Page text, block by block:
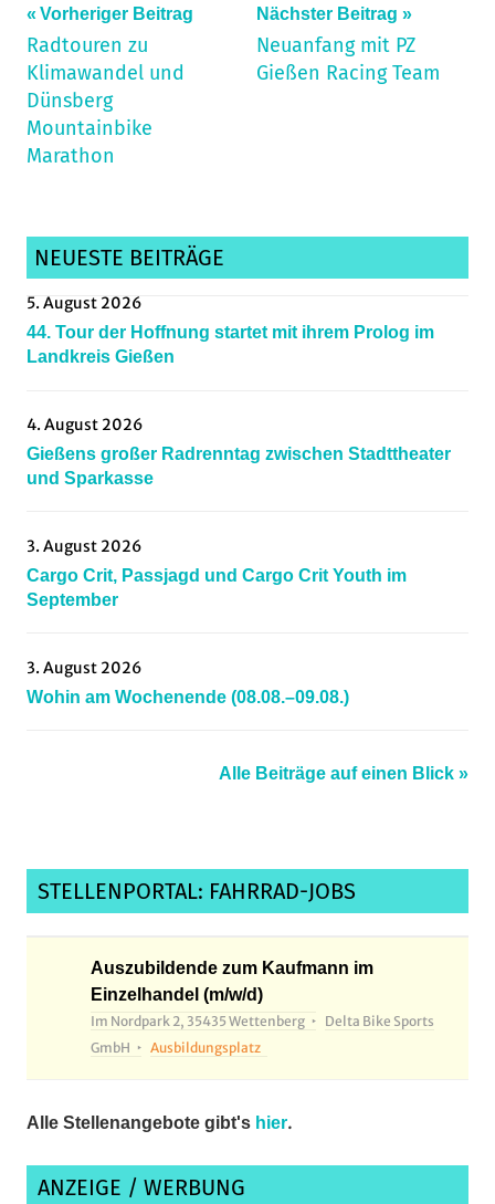
Schlagwörter:
Hessenmeisterschaft
Hungen,
Kunstradsport
Mittelhessen,
Radsportnachrichten
Beitragsnavigation
Vorheriger Beitrag
Radtouren zu
Klimawandel und
Dünsberg
Mountainbike
Marathon
Nächster Beitrag
Neuanfang mit PZ
Gießen Racing Team
NEUESTE BEITRÄGE
5. August 2026
44. Tour der Hoffnung startet mit ihrem Prolog im
Landkreis Gießen
4. August 2026
Gießens großer Radrenntag zwischen Stadttheater
und Sparkasse
3. August 2026
Cargo Crit, Passjagd und Cargo Crit Youth im
September
3. August 2026
Wohin am Wochenende (08.08.–09.08.)
Alle Beiträge auf einen Blick »
STELLENPORTAL: FAHRRAD-JOBS
Auszubildende zum Kaufmann im
Einzelhandel (m/w/d)
Im Nordpark 2, 35435 Wettenberg
Delta Bike Sports
GmbH
Ausbildungsplatz
Alle Stellenangebote gibt's hier.
ANZEIGE / WERBUNG